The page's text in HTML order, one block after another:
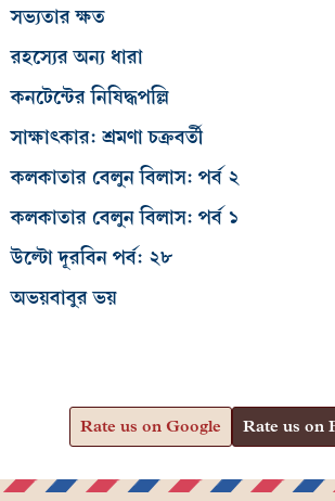
সভ্যতার ক্ষত
রহস্যের অন্য ধারা
কনটেন্টের নিষিদ্ধপল্লি
সাক্ষাৎকার: শ্রমণা চক্রবর্তী
কলকাতার বেলুন বিলাস: পর্ব ২
কলকাতার বেলুন বিলাস: পর্ব ১
উল্টো দূরবিন পর্ব: ২৮
অভয়বাবুর ভয়
Rate us on Google Rate us on